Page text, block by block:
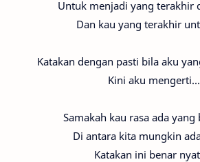
Untuk menjadi yang terakhir
Dan kau yang terakhir
Katakan dengan pasti bila aku
Kini aku mengerti...
Samakah kau rasa ada yang
Di antara kita mungkin
Katakan ini benar